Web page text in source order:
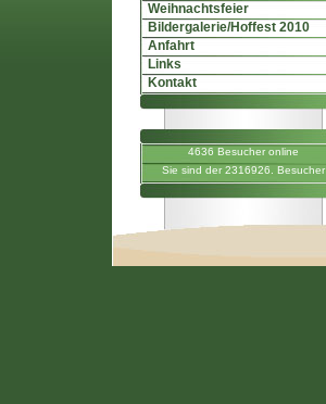
Weihnachtsfeier
Bildergalerie/Hoffest 2010
Anfahrt
Links
Kontakt
4636 Besucher online
Sie sind der 2316926. Besucher